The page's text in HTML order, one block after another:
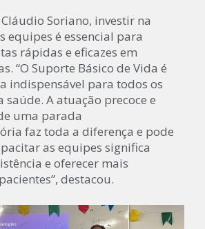
Soriano, investir na
equipes é essencial para
rápidas e eficazes em
“O Suporte Básico de Vida é
indispensável para todos os
A atuação precoce e
uma parada
faz toda a diferença e pode
as equipes significa
e oferecer mais
destacou.